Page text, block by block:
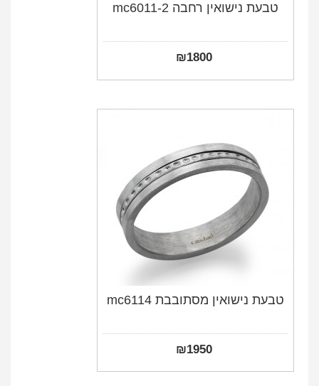
טבעת נישואין רחבה mc6011-2
₪1800
טבעת נישואין מסתובבת mc6114
₪1950